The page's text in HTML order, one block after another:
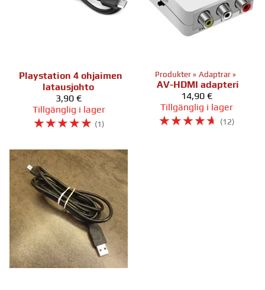
Playstation 4 ohjaimen
latausjohto
3,90 €
Tillgänglig i lager
☆☆☆☆☆ (1)
Produkter ‪» Adaptrar ‪»
AV-HDMI adapteri
14,90 €
Tillgänglig i lager
☆☆☆☆☆ (12)